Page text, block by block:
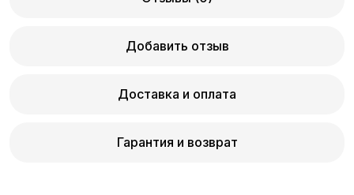
Добавить отзыв
Доставка и оплата
Гарантия и возврат